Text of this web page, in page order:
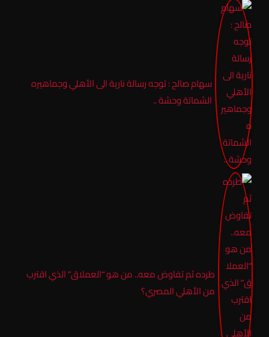
سهام صالح : توجه رسالة نارية الى الأهلي وجماهيره
الشماتة وحشة ..
طرده ثم تفاوض معه.. من هو “العملاق” الذي اقترب
من الأهلي المصري؟